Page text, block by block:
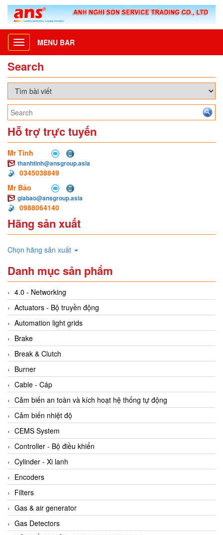
Toggle
navigation
MENU BAR
Search
Hỗ trợ trực tuyến
Mr Tính
thanhtinh@ansgroup.asia
0345038849
Mr Bảo
giabao@ansgroup.asia
0988064140
Hãng sản xuất
Chọn hãng sản xuất
Danh mục sản phẩm
4.0 - Networking
Actuators - Bộ truyền động
Automation light grids
Brake
Break & Clutch
Burner
Cable - Cáp
Cảm biến an toàn và kích hoạt hệ thống tự động
Cảm biến nhiệt độ
CEMS System
Controller - Bộ điều khiển
Cylinder - Xi lanh
Encoders
Filters
Gas & air generator
Gas Detectors